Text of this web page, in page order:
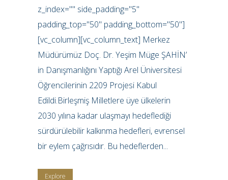
z_index="" side_padding="5"
padding_top="50" padding_bottom="50"]
[vc_column][vc_column_text] Merkez
Müdürümüz Doç. Dr. Yeşim Müge ŞAHİN’
in Danışmanlığını Yaptığı Arel Üniversitesi
Öğrencilerinin 2209 Projesi Kabul
Edildi.Birleşmiş Milletlere üye ülkelerin
2030 yılına kadar ulaşmayı hedeflediği
sürdürülebilir kalkınma hedefleri, evrensel
bir eylem çağrısıdır. Bu hedeflerden...
Explore